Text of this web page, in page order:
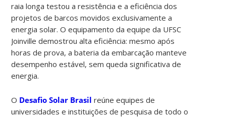
raia longa testou a resistência e a eficiência dos
projetos de barcos movidos exclusivamente a
energia solar. O equipamento da equipe da UFSC
Joinville demostrou alta eficiência: mesmo após
horas de prova, a bateria da embarcação manteve
desempenho estável, sem queda significativa de
energia.
O Desafio Solar Brasil reúne equipes de
universidades e instituições de pesquisa de todo o